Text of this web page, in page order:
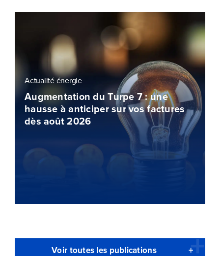
Actualité énergie
Augmentation du Turpe 7 : une
hausse à anticiper sur vos factures
dès août 2026
Voir toutes les publications